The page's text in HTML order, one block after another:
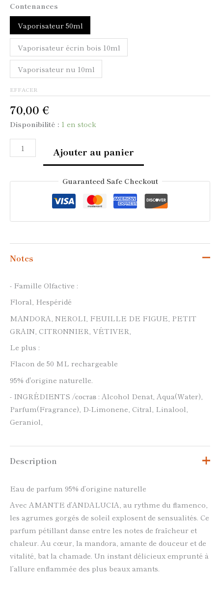
Contenances
Vaporisateur 50ml
Vaporisateur écrin bois 10ml
Vaporisateur nu 10ml
EFFACER
70,00 €
Disponibilité : 1 en stock
Ajouter au panier
Guaranteed Safe Checkout
Notes
- Famille Olfactive :
Floral, Hespéridé
MANDORA, NEROLI, FEUILLE DE FIGUE, PETIT
GRAIN, CITRONNIER, VÉTIVER,
Le plus :
Flacon de 50 ML rechargeable
95% d'origine naturelle.
- INGRÉDIENTS /состав : Alcohol Denat, Aqua(Water),
Parfum(Fragrance), D-Limonene, Citral, Linalool,
Geraniol,
Description
Eau de parfum 95% d’origine naturelle
Avec AMANTE d’ANDALUCIA, au rythme du flamenco,
les agrumes gorgés de soleil explosent de sensualités. Ce
parfum pétillant danse entre les notes de fraîcheur et
chaleur. Au cœur, la mandora, amante de douceur et de
vitalité, bat la chamade. Un instant délicieux emprunté à
l’allure enflammée des plus beaux amants.